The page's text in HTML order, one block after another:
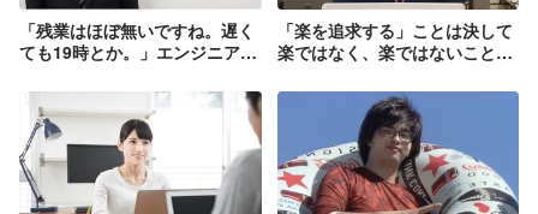
「残業はほぼ無いですね。遅く
ても19時とか。」エンジニア歴
「楽を追求する」ことは決して
楽ではなく、楽ではないことを
はないかという禅問答のような